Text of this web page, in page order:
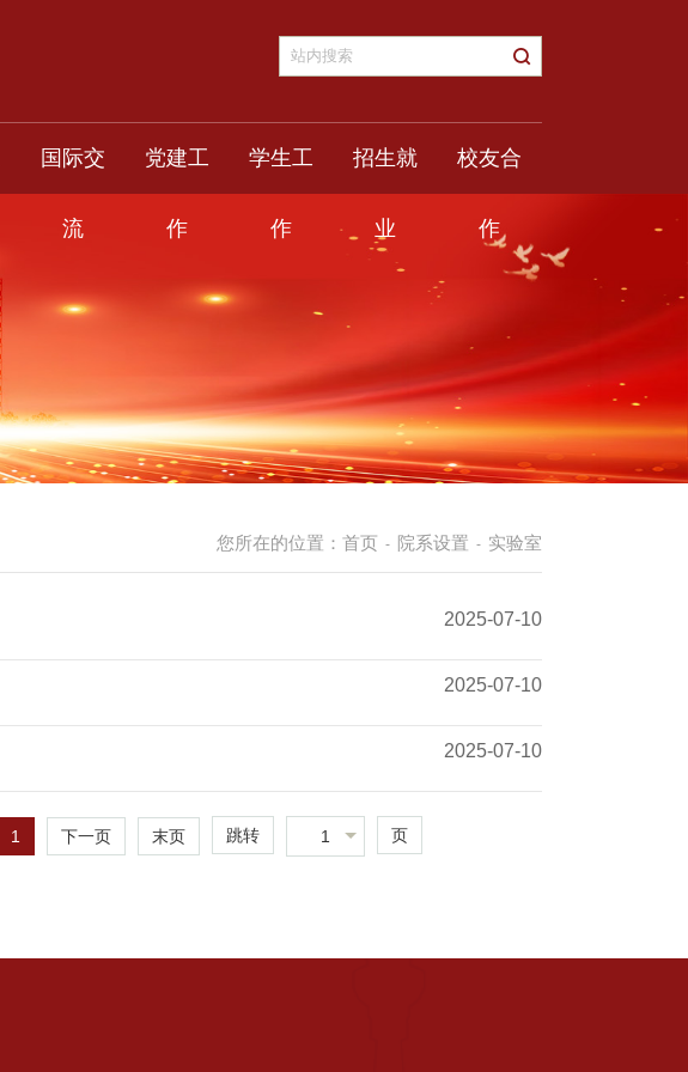
国际交
流
党建工
作
学生工
作
招生就
业
校友合
作
您所在的位置： 首页 - 院系设置 - 实验室
2025-07-10
2025-07-10
2025-07-10
1 下一页 末页 跳转 1 页